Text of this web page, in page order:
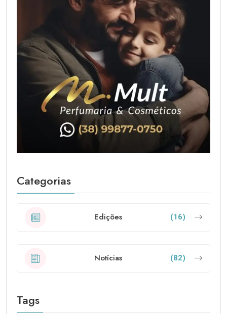
Categorias
Edições (16)
Notícias (82)
Tags